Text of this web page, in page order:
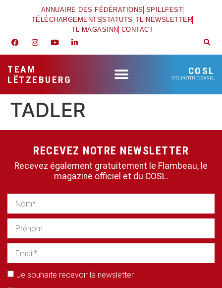
ANNUAIRE DES FÉDÉRATIONS SPILLFEST
TÉLÉCHARGEMENTSSTATUTS TL NEWSLETTER
TL MAGASINN CONTACT
TEAM
LËTZEBUERG
COSL
SITE INSTITUTIONNEL
TADLER
RECEVEZ NOTRE NEWSLETTER
Recevez également gratuitement le Flambeau, le
magazine officiel et du COSL.
Je souhaite recevoir la newsletter